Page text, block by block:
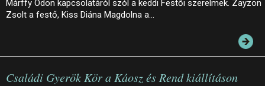
Márffy Ödön kapcsolatáról szól a keddi Festői szerelmek. Zayzon
Zsolt a festő, Kiss Diána Magdolna a…
Családi Gyerök Kör a Káosz és Rend kiállításon